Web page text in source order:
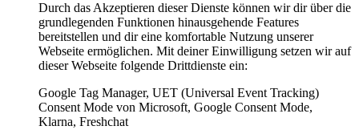
Durch das Akzeptieren dieser Dienste können wir dir über die
grundlegenden Funktionen hinausgehende Features
bereitstellen und dir eine komfortable Nutzung unserer
Webseite ermöglichen. Mit deiner Einwilligung setzen wir auf
dieser Webseite folgende Drittdienste ein:
Google Tag Manager, UET (Universal Event Tracking)
Consent Mode von Microsoft, Google Consent Mode,
Klarna, Freshchat